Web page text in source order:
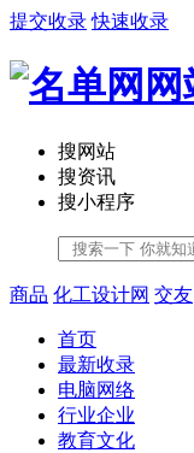
提交收录 快速收录
搜网站
搜资讯
搜小程序
商品 化工设计网 交友
首页
最新收录
电脑网络
行业企业
教育文化